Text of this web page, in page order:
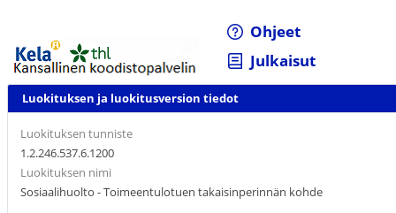
Ohjeet
Julkaisut
Luokituksen ja luokitusversion tiedot
Luokituksen tunniste
1.2.246.537.6.1200
Luokituksen nimi
Sosiaalihuolto - Toimeentulotuen takaisinperinnän kohde